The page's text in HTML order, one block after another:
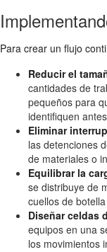
Para crear un flujo
Reducir el
cantidades de
pequeños para
identifiquen
Eliminar
las detenciones
de materiales o
Equilibrar la
se distribuye de
cuellos de
Diseñar celdas
equipos en una
los movimientos